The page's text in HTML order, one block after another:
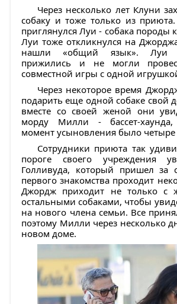
Через несколько лет Клуни
собаку и тоже только из
приглянулся Луи - собака породы
Луи тоже откликнулся на
нашли «общий язык»‎. Луи
прижились и не могли
совместной игры с одной
Через некоторое время
подарить еще одной собаке свой
вместе со своей женой они
морду Милли - бассет-
момент усыновления было четыре
Сотрудники приюта так
пороге своего учреждения
Голливуда, который пришел за
первого знакомства проходит
Джордж приходит не только
остальными собаками, чтобы
на нового члена семьи. Все
поэтому Милли через несколько
новом доме.